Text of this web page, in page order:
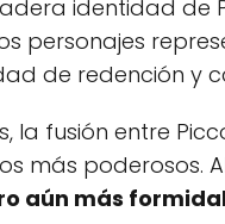
identidad de
personajes
de redención y
la fusión entre
más poderosos.
aún más